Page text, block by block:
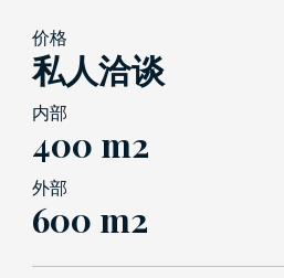
价格
私人洽谈
内部
400 m2
外部
600 m2